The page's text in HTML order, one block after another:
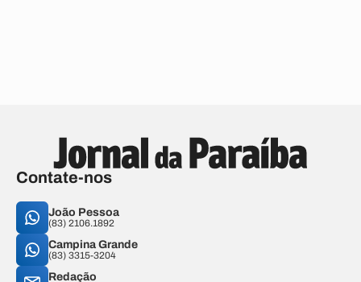
Contate-nos
João Pessoa
(83) 2106.1892
Campina Grande
(83) 3315-3204
Redação